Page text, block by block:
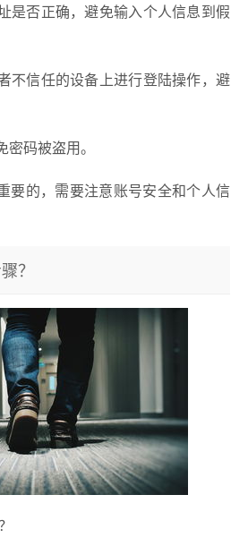
是否正确，避免输入个人信息到假
不信任的设备上进行登陆操作，避
码被盗用。
要的，需要注意账号安全和个人信
？